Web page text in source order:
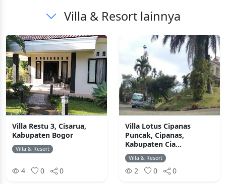
Villa & Resort lainnya
Villa Restu 3, Cisarua,
Kabupaten Bogor
Villa & Resort
4 0 0
Villa Lotus Cipanas
Puncak, Cipanas,
Kabupaten Cia...
Villa & Resort
2 0 0